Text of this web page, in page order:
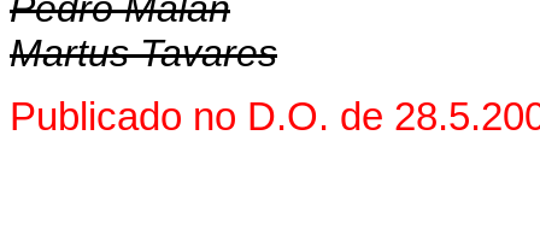
Martus Tavares
Publicado no D.O. de